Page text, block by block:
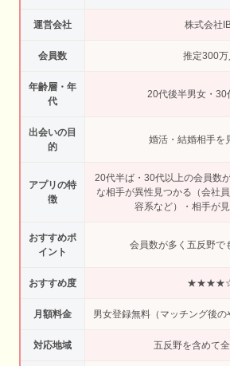
運営会社 株式会社
会員数 推定300万
年齢層・年
代
20代後半男女・30
出会いの目
的
婚活・結婚相手を
アプリの特
徴
20代半ば・30代以上の会員数
な相手が異性見つかる（会社
容系など）・相手が
おすすめポ
イント
会員数が多く五反野で
おすすめ度
月額料金 男女登録無料（マッチング後の
対応地域 五反野を含めて